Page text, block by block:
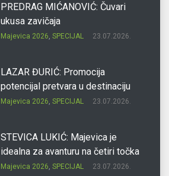
PREDRAG MIĆANOVIĆ: Čuvari
ukusa zavičaja
Majevica 2026, SPECIJAL 23.07.2026.
LAZAR ĐURIĆ: Promocija
potencijal pretvara u destinaciju
Majevica 2026, SPECIJAL 23.07.2026.
STEVICA LUKIĆ: Majevica je
idealna za avanturu na četiri točka
Majevica 2026, SPECIJAL 23.07.2026.